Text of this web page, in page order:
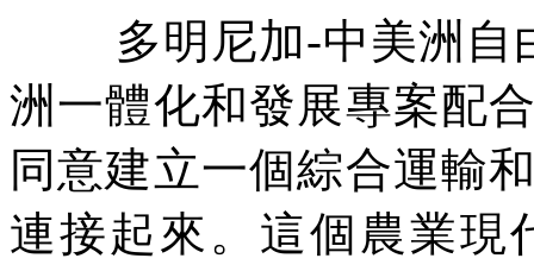
多明尼加-中美洲自
洲一體化和發展專案配
同意建立一個綜合運輸
連接起來。這個農業現